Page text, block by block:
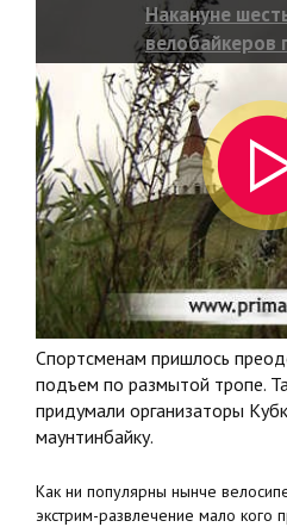
Накануне
велобайкеров
Покровскую
Спортсменам пришлось
подъем по размытой тропе.
придумали организаторы
маунтинбайку.
Как ни популярны нынче
экстрим-развлечение мало кого